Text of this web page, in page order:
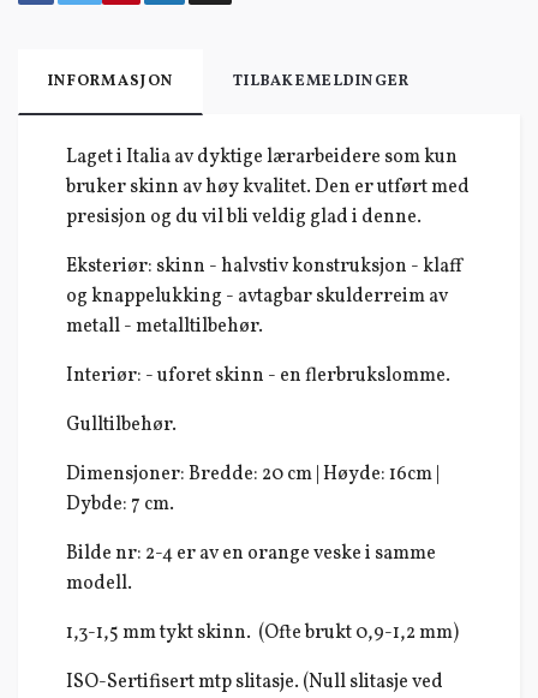
INFORMASJON TILBAKEMELDINGER
Laget i Italia av dyktige lærarbeidere som kun
bruker skinn av høy kvalitet. Den er utført med
presisjon og du vil bli veldig glad i denne.
Eksteriør: skinn - halvstiv konstruksjon - klaff
og knappelukking - avtagbar skulderreim av
metall - metalltilbehør.
Interiør: - uforet skinn - en flerbrukslomme.
Gulltilbehør.
Dimensjoner: Bredde: 20 cm | Høyde: 16cm |
Dybde: 7 cm.
Bilde nr: 2-4 er av en orange veske i samme
modell.
1,3-1,5 mm tykt skinn. (Ofte brukt 0,9-1,2 mm)
ISO-Sertifisert mtp slitasje. (Null slitasje ved